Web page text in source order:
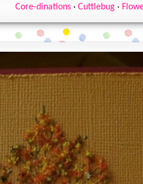
Core-dinations · Cuttlebug ·